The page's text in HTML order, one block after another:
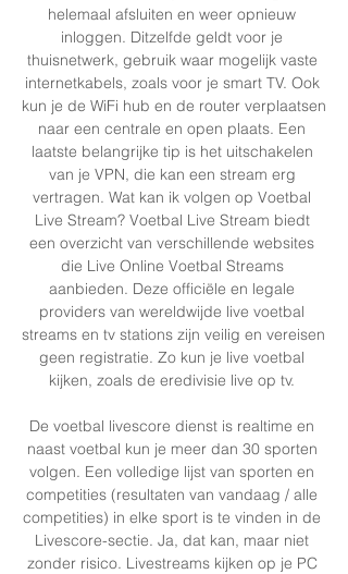
helemaal afsluiten en weer opnieuw
inloggen. Ditzelfde geldt voor je
thuisnetwerk, gebruik waar mogelijk vaste
internetkabels, zoals voor je smart TV. Ook
kun je de WiFi hub en de router verplaatsen
naar een centrale en open plaats. Een
laatste belangrijke tip is het uitschakelen
van je VPN, die kan een stream erg
vertragen. Wat kan ik volgen op Voetbal
Live Stream? Voetbal Live Stream biedt
een overzicht van verschillende websites
die Live Online Voetbal Streams
aanbieden. Deze officiële en legale
providers van wereldwijde live voetbal
streams en tv stations zijn veilig en vereisen
geen registratie. Zo kun je live voetbal
kijken, zoals de eredivisie live op tv.
De voetbal livescore dienst is realtime en
naast voetbal kun je meer dan 30 sporten
volgen. Een volledige lijst van sporten en
competities (resultaten van vandaag / alle
competities) in elke sport is te vinden in de
Livescore-sectie. Ja, dat kan, maar niet
zonder risico. Livestreams kijken op je PC